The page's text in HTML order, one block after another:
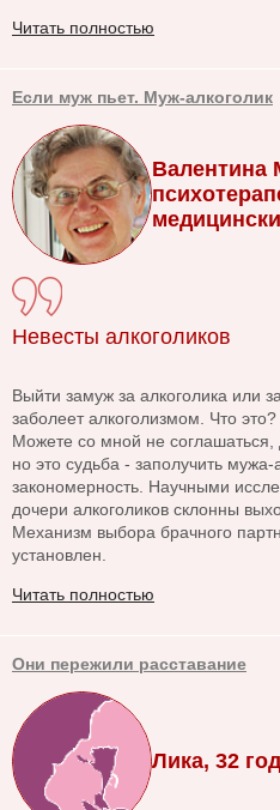
Читать полностью
Если муж пьет. Муж-алкоголик
Валентина
Невесты алкоголиков
Выйти замуж за алкоголика или
заболеет алкоголизмом. Что
Можете со мной не
но это судьба - заполучить
закономерность. Научными
дочери алкоголиков склонны
Механизм выбора брачного
установлен.
Читать полностью
Они пережили расставание
Лика, 32